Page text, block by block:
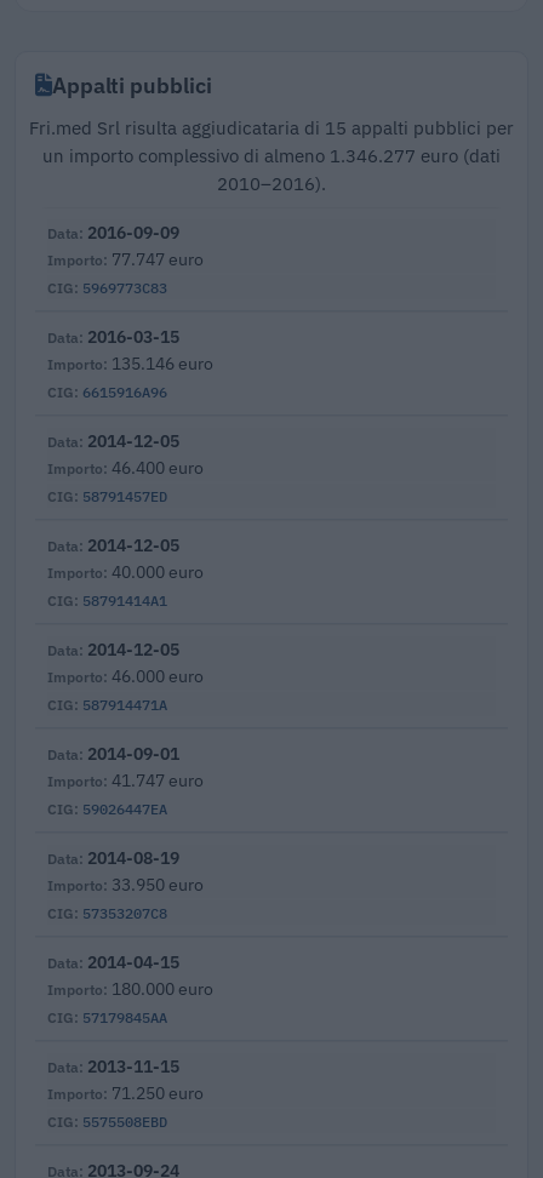
Appalti pubblici
Fri.med Srl risulta aggiudicataria di 15 appalti pubblici per
un importo complessivo di almeno 1.346.277 euro (dati
2010–2016).
5969773C83
2016-09-09
77.747 euro
6615916A96
2016-03-15
135.146 euro
58791457ED
2014-12-05
46.400 euro
58791414A1
2014-12-05
40.000 euro
587914471A
2014-12-05
46.000 euro
59026447EA
2014-09-01
41.747 euro
57353207C8
2014-08-19
33.950 euro
57179845AA
2014-04-15
180.000 euro
5575508EBD
2013-11-15
71.250 euro
2013-09-24